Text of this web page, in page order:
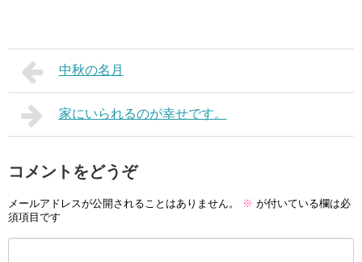
中秋の名月
家にいられるのが幸せです。
コメントをどうぞ
メールアドレスが公開されることはありません。 ※ が付いている欄は必
須項目です